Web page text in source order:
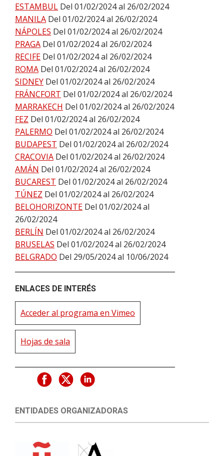
ESTAMBUL Del 01/02/2024 al 26/02/2024
MANILA Del 01/02/2024 al 26/02/2024
NÁPOLES Del 01/02/2024 al 26/02/2024
PRAGA Del 01/02/2024 al 26/02/2024
RECIFE Del 01/02/2024 al 26/02/2024
ROMA Del 01/02/2024 al 26/02/2024
SIDNEY Del 01/02/2024 al 26/02/2024
FRÁNCFORT Del 01/02/2024 al 26/02/2024
MARRAKECH Del 01/02/2024 al 26/02/2024
FEZ Del 01/02/2024 al 26/02/2024
PALERMO Del 01/02/2024 al 26/02/2024
BUDAPEST Del 01/02/2024 al 26/02/2024
CRACOVIA Del 01/02/2024 al 26/02/2024
AMÁN Del 01/02/2024 al 26/02/2024
BUCAREST Del 01/02/2024 al 26/02/2024
TÚNEZ Del 01/02/2024 al 26/02/2024
BELOHORIZONTE Del 01/02/2024 al
26/02/2024
BERLÍN Del 01/02/2024 al 26/02/2024
BRUSELAS Del 01/02/2024 al 26/02/2024
BELGRADO Del 29/05/2024 al 10/06/2024
ENLACES DE INTERÉS
Acceder al programa en Vimeo
Hojas de sala
ENTIDADES ORGANIZADORAS